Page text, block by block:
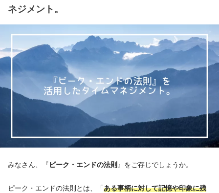
ネジメント。
みなさん、『ピーク・エンドの法則 』をご存じでしょうか。
ピーク・エンドの法則とは、「ある事柄に対して記憶や印象に残